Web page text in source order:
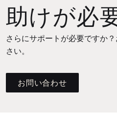
助けが必
さらにサポートが必要ですか
さい。
お問い合わせ